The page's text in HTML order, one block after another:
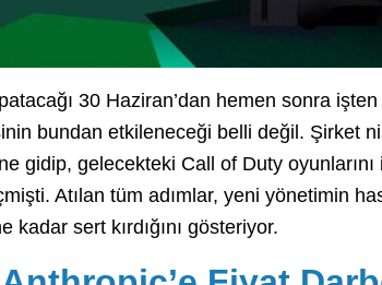
30 Haziran’dan hemen sonra işten
bundan etkileneceği belli değil. Şirket
gidip, gelecekteki Call of Duty
Atılan tüm adımlar, yeni yönetimin
sert kırdığını gösteriyor.